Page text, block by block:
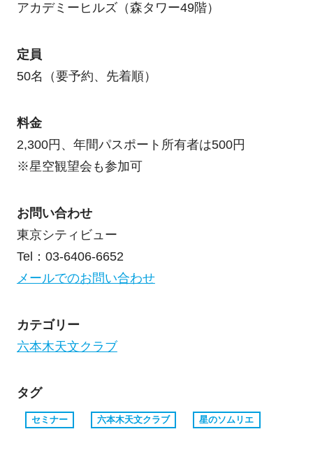
アカデミーヒルズ（森タワー49階）
定員
50名（要予約、先着順）
料金
2,300円、年間パスポート所有者は500円
※星空観望会も参加可
お問い合わせ
東京シティビュー
Tel：03-6406-6652
メールでのお問い合わせ
カテゴリー
六本木天文クラブ
タグ
セミナー 六本木天文クラブ 星のソムリエ